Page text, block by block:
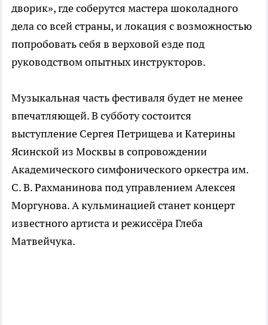
дворик», где соберутся мастера шоколадного
дела со всей страны, и локация с возможностью
попробовать себя в верховой езде под
руководством опытных инструкторов.
Музыкальная часть фестиваля будет не менее
впечатляющей. В субботу состоится
выступление Сергея Петрищева и Катерины
Ясинской из Москвы в сопровождении
Академического симфонического оркестра им.
С. В. Рахманинова под управлением Алексея
Моргунова. А кульминацией станет концерт
известного артиста и режиссёра Глеба
Матвейчука.